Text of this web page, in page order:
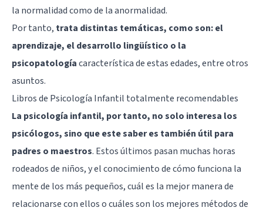
la normalidad como de la anormalidad.
Por tanto, trata distintas temáticas, como son: el
aprendizaje, el desarrollo lingüístico o la
psicopatologíacaracterística de estas edades, entre otros
asuntos.
Libros de Psicología Infantil totalmente recomendables
La psicología infantil, por tanto, no solo interesa los
psicólogos, sino que este saber es también útil para
padres o maestros. Estos últimos pasan muchas horas
rodeados de niños, y el conocimiento de cómo funciona la
mente de los más pequeños, cuál es la mejor manera de
relacionarse con ellos o cuáles son los mejores métodos de